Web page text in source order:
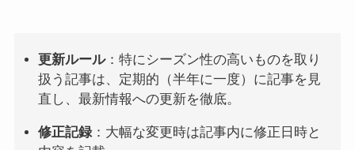
更新ルール：特にシーズン性の高いものを取り
扱う記事は、定期的（半年に一度）に記事を見
直し、最新情報への更新を徹底。
修正記録：大幅な変更時は記事内に修正日時と